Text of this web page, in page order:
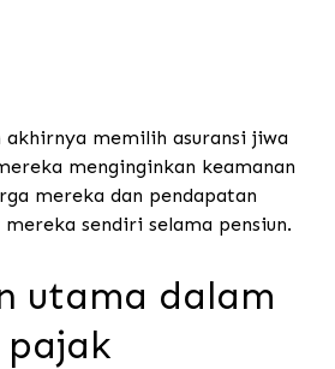
akhirnya memilih asuransi jiwa
menginginkan keamanan
mereka dan pendapatan
sendiri selama pensiun.
utama dalam
pajak